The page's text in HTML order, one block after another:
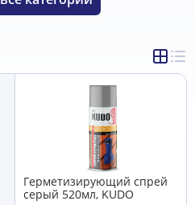
Герметизирующий спрей
серый 520мл, KUDO